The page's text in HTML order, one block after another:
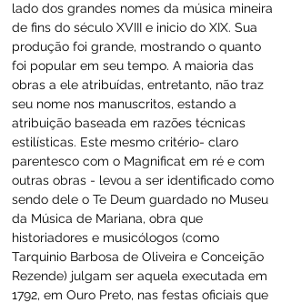
lado dos grandes nomes da música mineira
de fins do século XVIII e inicio do XIX. Sua
produção foi grande, mostrando o quanto
foi popular em seu tempo. A maioria das
obras a ele atribuídas, entretanto, não traz
seu nome nos manuscritos, estando a
atribuição baseada em razões técnicas
estilísticas. Este mesmo critério- claro
parentesco com o Magnificat em ré e com
outras obras - levou a ser identificado como
sendo dele o Te Deum guardado no Museu
da Música de Mariana, obra que
historiadores e musicólogos (como
Tarquinio Barbosa de Oliveira e Conceição
Rezende) julgam ser aquela executada em
1792, em Ouro Preto, nas festas oficiais que